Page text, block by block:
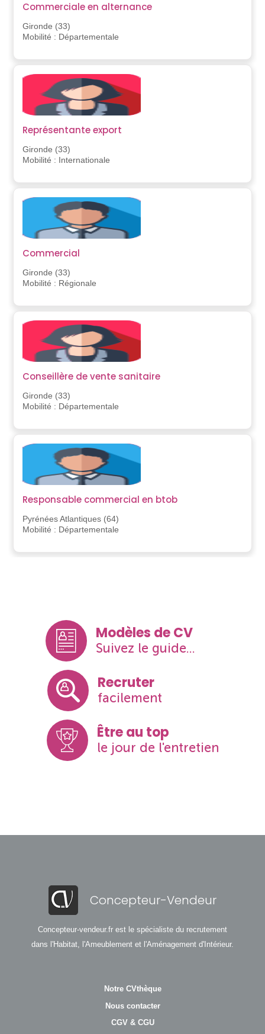
Commerciale en alternance
Gironde (33)
Mobilité : Départementale
Représentante export
Gironde (33)
Mobilité : Internationale
Commercial
Gironde (33)
Mobilité : Régionale
Conseillère de vente sanitaire
Gironde (33)
Mobilité : Départementale
Responsable commercial en btob
Pyrénées Atlantiques (64)
Mobilité : Départementale
Modèles de CV
Suivez le guide...
Recruter
facilement
Être au top
le jour de l'entretien
Concepteur-Vendeur
Concepteur-vendeur.fr est le spécialiste du recrutement
dans l'Habitat, l'Ameublement et l'Aménagement d'Intérieur.
Notre CVthèque
Nous contacter
CGV & CGU